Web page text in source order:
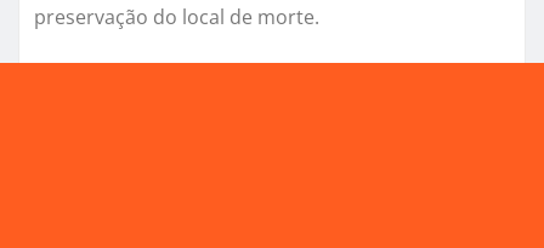
preservação do local de morte.